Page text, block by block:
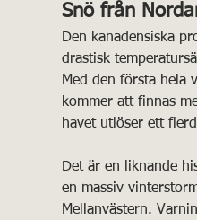
Snö från
Den kanadensiska
drastisk
Med den första hela
kommer att finnas
havet utlöser ett
Det är en liknande
en massiv
Mellanvästern.